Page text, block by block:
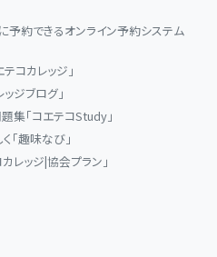
予約できるオンライン予約システム
コカレッジ」
ジブログ」
「コエテコStudy」
「趣味なび」
レッジ|協会プラン」